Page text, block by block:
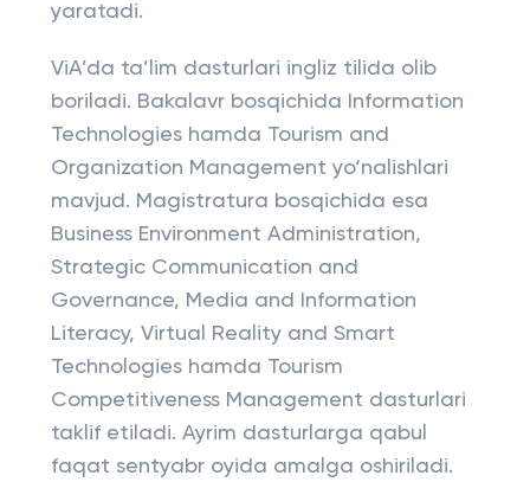
yaratadi.
ViA’da ta’lim dasturlari ingliz tilida olib
boriladi. Bakalavr bosqichida Information
Technologies hamda Tourism and
Organization Management yo‘nalishlari
mavjud. Magistratura bosqichida esa
Business Environment Administration,
Strategic Communication and
Governance, Media and Information
Literacy, Virtual Reality and Smart
Technologies hamda Tourism
Competitiveness Management dasturlari
taklif etiladi. Ayrim dasturlarga qabul
faqat sentyabr oyida amalga oshiriladi.